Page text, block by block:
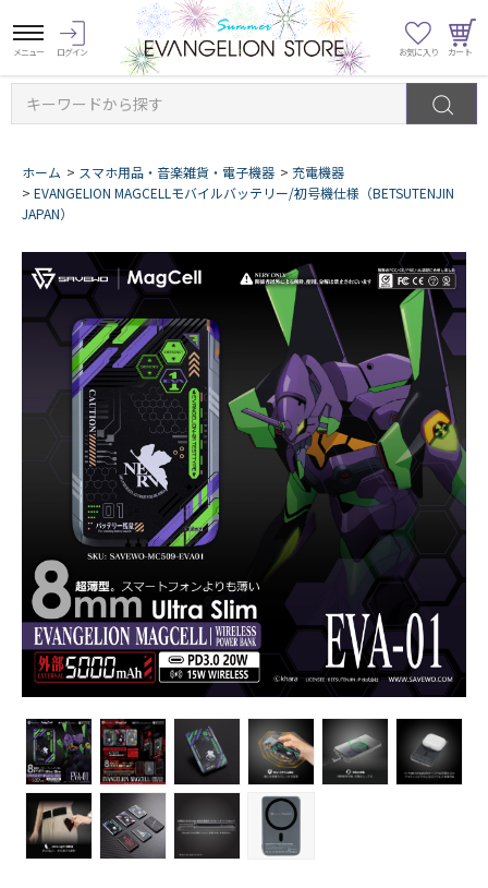
キーワードから探す
ホーム > スマホ用品・音楽雑貨・電子機器 > 充電機器
> EVANGELION MAGCELLモバイルバッテリー/初号機仕様（BETSUTENJIN
JAPAN）